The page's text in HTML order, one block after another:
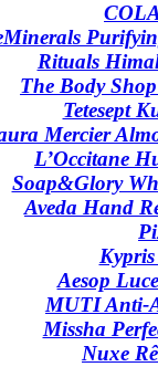
Rituals
The Body
Tetesept
Mercier
L’Occitane
Soap&Glory
Aveda Hand
Aesop
MUTI Anti-
Missha
Nuxe